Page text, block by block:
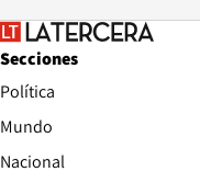
Secciones
Política
Mundo
Nacional